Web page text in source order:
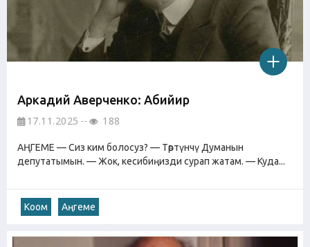
Аркадий Аверченко: Абийир
17.11.2025 188
АҢГЕМЕ — Сиз ким болосуз? — Төртүнчү Думанын
депутатымын. — Жок, кесибиңизди сурап жатам. — Куда...
Коом Аңгеме